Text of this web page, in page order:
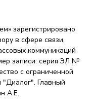
зарегистрировано
в сфере связи,
коммуникаций
записи: серия ЭЛ №
с ограниченной
"Диалог". Главный
A.E.